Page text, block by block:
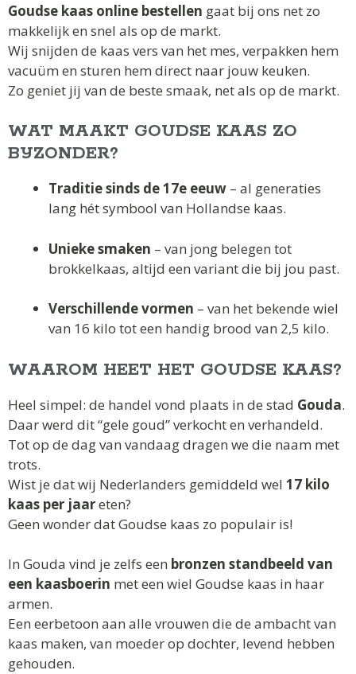
Goudse kaas online bestellen gaat bij ons net zo
makkelijk en snel als op de markt.
Wij snijden de kaas vers van het mes, verpakken hem
vacuüm en sturen hem direct naar jouw keuken.
Zo geniet jij van de beste smaak, net als op de markt.
WAT MAAKT GOUDSE KAAS ZO
BIJZONDER?
Traditie sinds de 17e eeuw – al generaties
lang hét symbool van Hollandse kaas.
Unieke smaken – van jong belegen tot
brokkelkaas, altijd een variant die bij jou past.
Verschillende vormen – van het bekende wiel
van 16 kilo tot een handig brood van 2,5 kilo.
WAAROM HEET HET GOUDSE KAAS?
Heel simpel: de handel vond plaats in de stad Gouda.
Daar werd dit “gele goud” verkocht en verhandeld.
Tot op de dag van vandaag dragen we die naam met
trots.
Wist je dat wij Nederlanders gemiddeld wel 17 kilo
kaas per jaareten?
Geen wonder dat Goudse kaas zo populair is!
In Gouda vind je zelfs een bronzen standbeeld van
een kaasboerin met een wiel Goudse kaas in haar
armen.
Een eerbetoon aan alle vrouwen die de ambacht van
kaas maken, van moeder op dochter, levend hebben
gehouden.